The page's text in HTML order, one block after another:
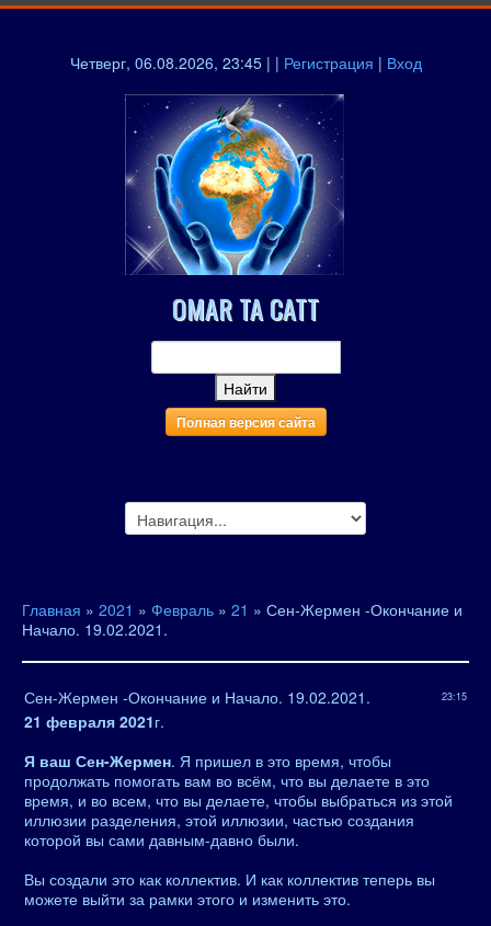
Четверг, 06.08.2026, 23:45 | | Регистрация | Вход
OMAR TA CATT
Полная версия сайта
Главная » 2021 » Февраль » 21 » Сен-Жермен -Окончание и
Начало. 19.02.2021.
23:15
Сен-Жермен -Окончание и Начало. 19.02.2021.
21 февраля 2021г.
Я ваш Сен-Жермен. Я пришел в это время, чтобы
продолжать помогать вам во всём, что вы делаете в это
время, и во всем, что вы делаете, чтобы выбраться из этой
иллюзии разделения, этой иллюзии, частью создания
которой вы сами давным-давно были.
Вы создали это как коллектив. И как коллектив теперь вы
можете выйти за рамки этого и изменить это.